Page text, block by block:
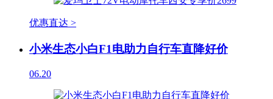
优惠直达 >
小米生态小白F1电助力自行车直降好价
06.20